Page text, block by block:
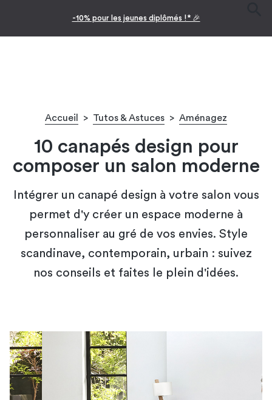
-10% pour les jeunes diplômés !* 🎉
Accueil > Tutos & Astuces > Aménagez
10 canapés design pour
composer un salon moderne
Intégrer un canapé design à votre salon vous
permet d'y créer un espace moderne à
personnaliser au gré de vos envies. Style
scandinave, contemporain, urbain : suivez
nos conseils et faites le plein d'idées.